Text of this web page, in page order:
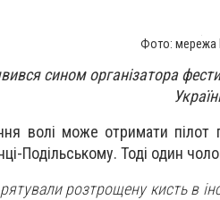
Фото: мережа
сином організатора
волі може отримати пілот
Подільському. Тоді один
розтрощену кисть в